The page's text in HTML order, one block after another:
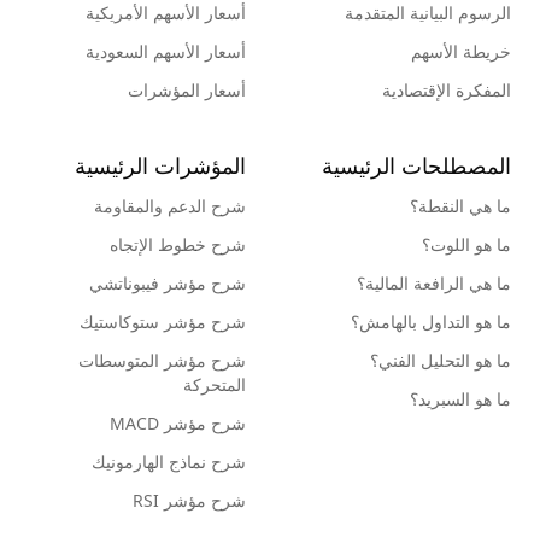
الرسوم البيانية المتقدمة
خريطة الأسهم
المفكرة الإقتصادية
أسعار الأسهم الأمريكية
أسعار الأسهم السعودية
أسعار المؤشرات
المصطلحات الرئيسية
ما هي النقطة؟
ما هو اللوت؟
ما هي الرافعة المالية؟
ما هو التداول بالهامش؟
ما هو التحليل الفني؟
ما هو السبريد؟
المؤشرات الرئيسية
شرح الدعم والمقاومة
شرح خطوط الإتجاه
شرح مؤشر فيبوناتشي
شرح مؤشر ستوكاستيك
شرح مؤشر المتوسطات
المتحركة
شرح مؤشر MACD
شرح نماذج الهارمونيك
شرح مؤشر RSI